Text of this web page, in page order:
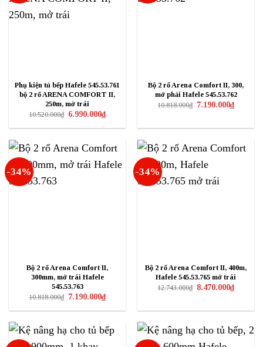
Phụ kiện tủ bếp Hafele 545.53.761
bộ 2 rổ ARENA COMFORT II,
250m, mở trái
10.520.000₫ Giá
là:
6.990.000₫Giá
hiện
tại
6.990.000₫.
Bộ 2 rổ Arena Comfort II, 300,
mở phải Hafele 545.53.762
10.818.000₫ Giá
7.190.000₫Giá
hiện
-34%
Bộ 2 rổ Arena Comfort II,
300mm, mở trái Hafele
545.53.763
10.818.000₫ Giá
là:
7.190.000₫Giá
hiện
tại
7.190.000₫.
-34%
Bộ 2 rổ Arena Comfort II, 400m,
Hafele 545.53.765 mở trái
12.743.000₫ Giá
8.470.000₫Giá
hiện